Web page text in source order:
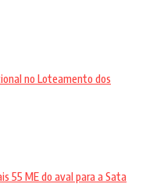
no Loteamento dos
55 ME do aval para a Sata